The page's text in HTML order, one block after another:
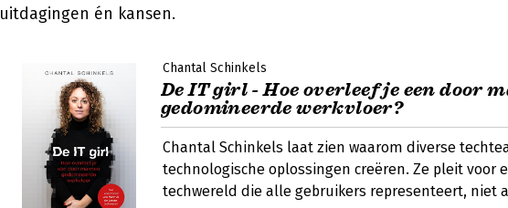
uitdagingen én kansen.
Chantal Schinkels
De IT girl - Hoe overleef je een door
gedomineerde werkvloer?
Chantal Schinkels laat zien waarom diverse
technologische oplossingen creëren. Ze pleit voor
techwereld die alle gebruikers representeert, niet